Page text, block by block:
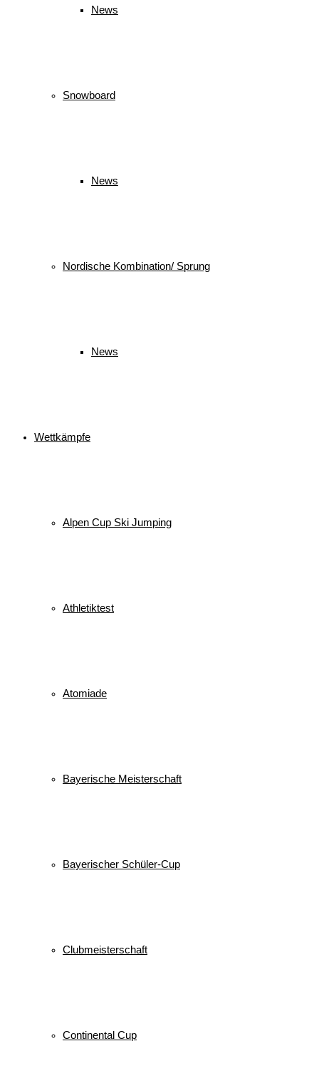
News
Snowboard
News
Nordische Kombination/ Sprung
News
Wettkämpfe
Alpen Cup Ski Jumping
Athletiktest
Atomiade
Bayerische Meisterschaft
Bayerischer Schüler-Cup
Clubmeisterschaft
Continental Cup